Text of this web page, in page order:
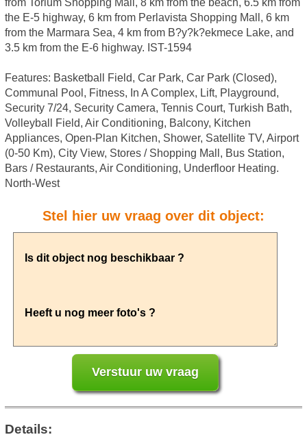
from Torium Shopping Mall, 8 km from the beach, 6.5 km from
the E-5 highway, 6 km from Perlavista Shopping Mall, 6 km
from the Marmara Sea, 4 km from B?y?k?ekmece Lake, and
3.5 km from the E-6 highway. IST-1594
Features: Basketball Field, Car Park, Car Park (Closed),
Communal Pool, Fitness, In A Complex, Lift, Playground,
Security 7/24, Security Camera, Tennis Court, Turkish Bath,
Volleyball Field, Air Conditioning, Balcony, Kitchen
Appliances, Open-Plan Kitchen, Shower, Satellite TV, Airport
(0-50 Km), City View, Stores / Shopping Mall, Bus Station,
Bars / Restaurants, Air Conditioning, Underfloor Heating.
North-West
Stel hier uw vraag over dit object:
Details: